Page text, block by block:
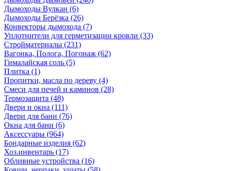
Дымоходы Вулкан (6)
Дымоходы Берёзка (26)
Конвекторы дымохода (7)
Уплотнители для герметизации кровли (33)
Стройматериалы (231)
Вагонка, Полога, Погонаж (62)
Гималайская соль (5)
Плитка (1)
Пропитки, масла по дереву (4)
Смеси для печей и каминов (28)
Термозащита (48)
Двери и окна (111)
Двери для бани (76)
Окна для бани (6)
Аксессуары (964)
Бондарные изделия (62)
Хоз.инвентарь (17)
Обливные устройства (16)